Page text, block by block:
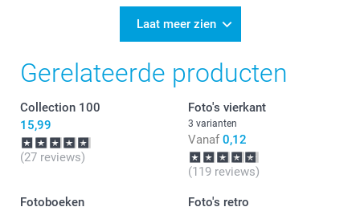
Laat meer zien
Gerelateerde producten
Collection 100
15,99
(27 reviews)
Foto's vierkant
3 varianten
Vanaf 0,12
(119 reviews)
Fotoboeken Foto's retro